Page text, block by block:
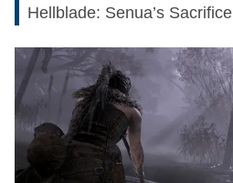
Hellblade: Senua’s Sacrifice